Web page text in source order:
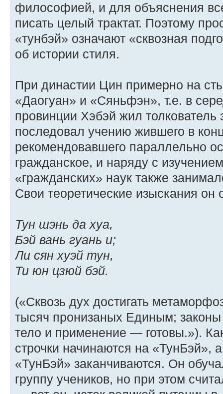
философией, и для объяснения
писать целый трактат. Поэтому
«тунбэй» означают «сквозная
об истории стиля.
При династии Цин примерно на
«Даогуан» и «Сяньфэн», т.е. в
провинции Хэбэй жил
последовал учению жившего в
рекомендовавшего параллельно
гражданское, и наряду с
«гражданских» наук также
Свои теоретические изыскания
Тун шэнь да хуа,
Бэй вань гуань и;
Ли сян хуэй тун,
Ти юн цзюй бэй.
(«Сквозь дух достигать
тысяч пронизаных Единым;
тело и применение — готовы.»).
строчки начинаются на «ТунБэй»,
«ТунБэй» заканчиваются. Он
группу учеников, но при этом